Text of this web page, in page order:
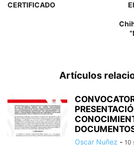
CERTIFICADO
Artículos
Oscar Nuñez - 10